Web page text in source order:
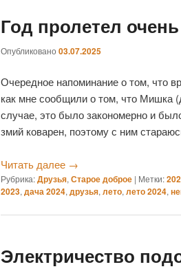
Год пролетел
Опубликовано 03.07.2025
Очередное напоминание о том, что
как мне сообщили о том, что Мишка
случае, это было закономерно и
змий коварен, поэтому с ним
Читать далее →
Рубрика:Друзья, Старое доброе | Метки:
2023, дача 2024, друзья, лето, лето 2024,
Электричество